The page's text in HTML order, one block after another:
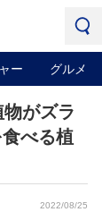
ー グルメ
がズラ
べる植
2022/08/25